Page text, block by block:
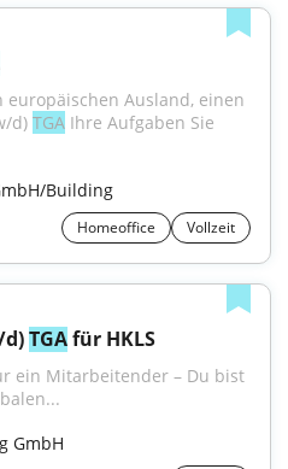
Ausland, einen
d) TGA Ihre Aufgaben Sie
Building
Homeoffice Vollzeit
TGA für HKLS
ein Mitarbeitender – Du bist
GmbH